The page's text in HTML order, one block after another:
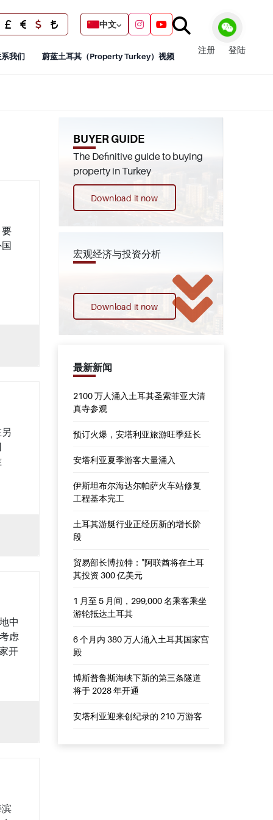
中文
我们 蔚蓝土耳其（Property Turkey）视频
注册 登陆
中
虑
开
BUYER GUIDE
The Definitive guide to buying
property in Turkey
Download it now
宏观经济与投资分析
Download it now
最新新闻
2100 万人涌入土耳其圣索菲亚大清
真寺参观
预订火爆，安塔利亚旅游旺季延长
安塔利亚夏季游客大量涌入
伊斯坦布尔海达尔帕萨火车站修复
工程基本完工
土耳其游艇行业正经历新的增长阶
段
贸易部长博拉特："阿联酋将在土耳
其投资 300 亿美元
1 月至 5 月间，299,000 名乘客乘坐
游轮抵达土耳其
6 个月内 380 万人涌入土耳其国家宫
殿
博斯普鲁斯海峡下新的第三条隧道
将于 2028 年开通
安塔利亚迎来创纪录的 210 万游客